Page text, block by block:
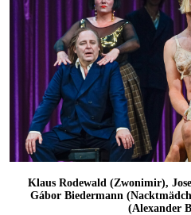
Klaus Rodewald (Zwonimir),
Gábor Biedermann
(Alexander